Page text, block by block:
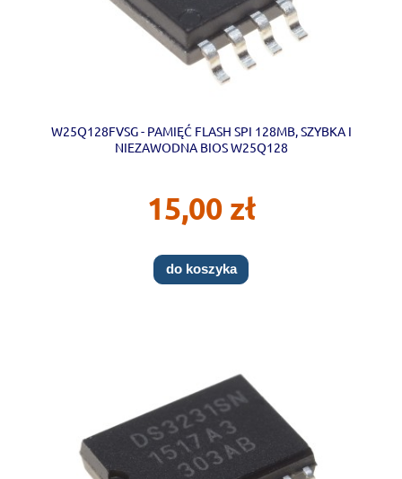
W25Q128FVSG - PAMIĘĆ FLASH SPI 128MB, SZYBKA I
NIEZAWODNA BIOS W25Q128
15,00 zł
do koszyka